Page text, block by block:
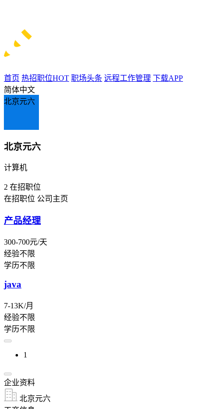
首页 热招职位HOT 职场头条 远程工作管理 下载APP
简体中文
北京元六
北京元六
计算机
2 在招职位
在招职位 公司主页
产品经理
300-700元/天
经验不限
学历不限
java
7-13K/月
经验不限
学历不限
1
企业资料
北京元六